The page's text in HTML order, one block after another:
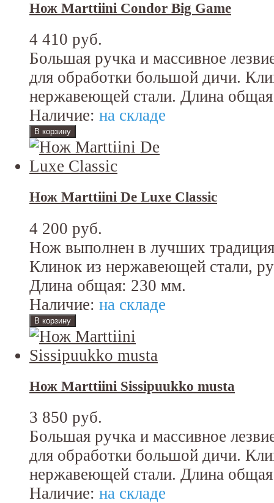
Нож Marttiini Condor Big Game
4 410 руб.
Большая ручка и массивное
для обработки большой дичи.
нержавеющей стали. Длина
Наличие: на складе
Нож Marttiini De Luxe Classic
4 200 руб.
Нож выполнен в лучших
Клинок из нержавеющей стали,
Длина общая: 230 мм.
Наличие: на складе
Нож Marttiini Sissipuukko musta
3 850 руб.
Большая ручка и массивное
для обработки большой дичи.
нержавеющей стали. Длина
Наличие: на складе